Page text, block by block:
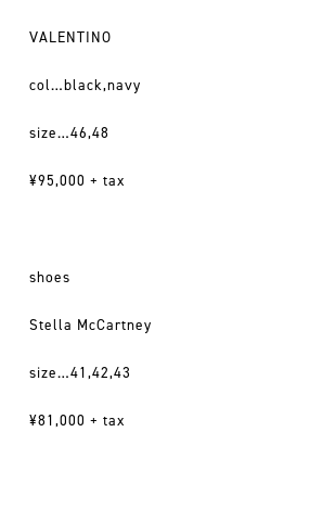
VALENTINO
col…black,navy
size…46,48
¥95,000 + tax
shoes
Stella McCartney
size…41,42,43
¥81,000 + tax